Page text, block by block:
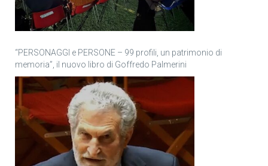
“PERSONAGGI e PERSONE – 99 profili, un patrimonio di
memoria”, il nuovo libro di Goffredo Palmerini